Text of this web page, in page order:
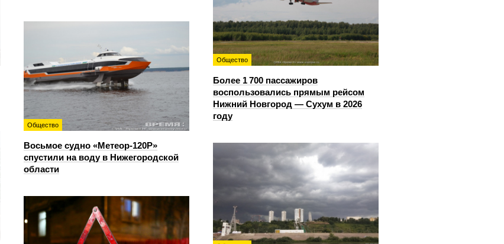
Общество
Более 1 700 пассажиров
воспользовались прямым рейсом
Нижний Новгород — Сухум в 2026
году
Общество
Восьмое судно «Метеор-120Р»
спустили на воду в Нижегородской
области